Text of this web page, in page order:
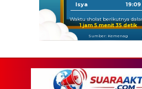
Isya 19:09
Waktu sholat berikutnya
1 jam 5 menit 33 detik
Sumber: Kemenag